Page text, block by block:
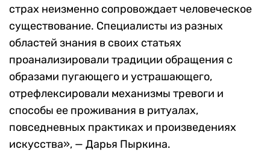
страх неизменно сопровождает человеческое
существование. Специалисты из разных
областей знания в своих статьях
проанализировали традиции обращения с
образами пугающего и устрашающего,
отрефлексировали механизмы тревоги и
способы ее проживания в ритуалах,
повседневных практиках и произведениях
искусства», — Дарья Пыркина.